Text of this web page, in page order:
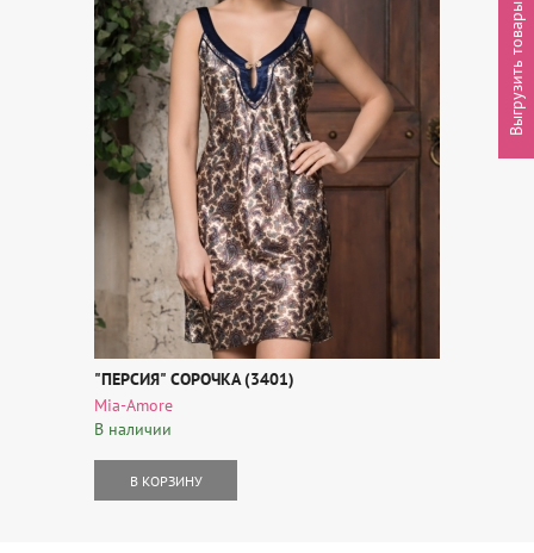
"ПЕРСИЯ" СОРОЧКА (3401)
Mia-Amore
В наличии
В КОРЗИНУ
Выгрузить товары